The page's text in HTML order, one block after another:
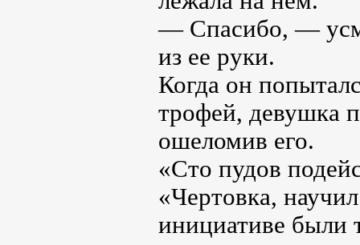
— Спасибо, —
из ее руки.
Когда он
трофей, девушка
ошеломив его.
«Сто пудов
«Чертовка,
инициативе были